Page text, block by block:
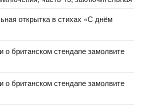
открытка в стихах «С днём
о британском стендапе замолвите
о британском стендапе замолвите